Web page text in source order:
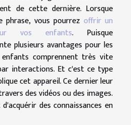
de cette dernière. Lorsque
phrase, vous pourrez offrir un
vos enfants. Puisque
plusieurs avantages pour les
comprennent très vite
interactions. Et c'est ce type
cet appareil. Ce dernier leur
des vidéos ou des images.
des connaissances en